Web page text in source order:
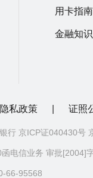
用卡指南
金融知识
隐私政策 证照
行 京ICP证040430号
电信业务 审批[2004]
66-95568